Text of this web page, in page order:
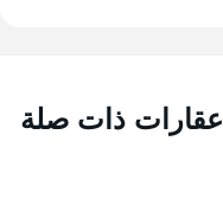
عقارات ذات صلة